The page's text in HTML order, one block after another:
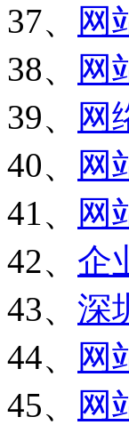
37、
网
38、
网
39、
网
40、
网
41、
网
42、 企
43、 深
44、
网
45、
网